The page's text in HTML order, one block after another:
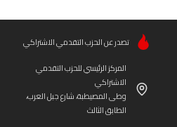
تصدر عن الحزب التقدمي الاشتراكي
المركز الرئيسي للحزب التقدمي
الاشتراكي
وطى المصيطبة، شارع جبل العرب،
الطابق الثالث